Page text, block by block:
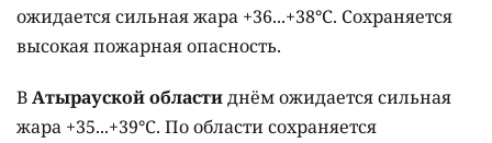
ожидается сильная жара +36...+38°C. Сохраняется
высокая пожарная опасность.
ВАтырауской областиднём ожидается сильная
жара +35...+39°C. По области сохраняется